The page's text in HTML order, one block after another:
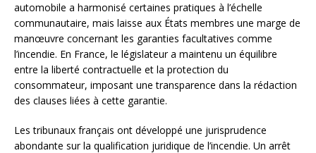
automobile a harmonisé certaines pratiques à l’échelle
communautaire, mais laisse aux États membres une marge de
manœuvre concernant les garanties facultatives comme
l’incendie. En France, le législateur a maintenu un équilibre
entre la liberté contractuelle et la protection du
consommateur, imposant une transparence dans la rédaction
des clauses liées à cette garantie.
Les tribunaux français ont développé une jurisprudence
abondante sur la qualification juridique de l’incendie. Un arrêt